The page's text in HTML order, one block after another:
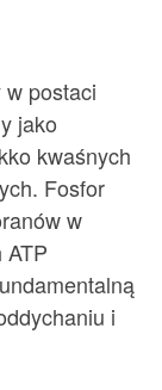
postaci
jako
kwaśnych
Fosfor
w
i